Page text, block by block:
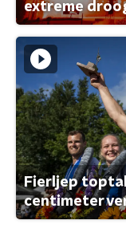
extreme
Fierljep
centimeter